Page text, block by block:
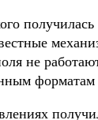
не
форматам